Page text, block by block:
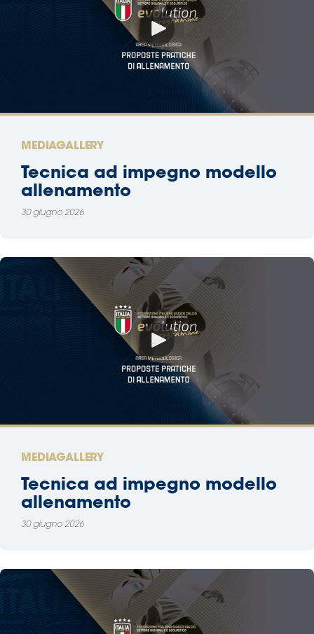
MEDIAGALLERY
Tecnica ad impegno modello
allenamento
30 giugno 2026
MEDIAGALLERY
Tecnica ad impegno modello
allenamento
30 giugno 2026